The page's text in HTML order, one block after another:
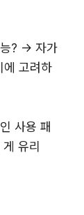
능? → 자가
에 고려하
사용 패
유리